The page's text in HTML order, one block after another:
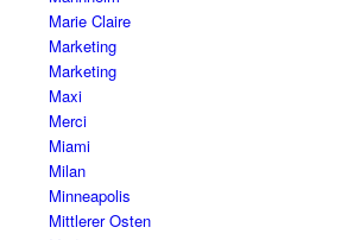
Marie Claire
Marketing
Marketing
Maxi
Merci
Miami
Milan
Minneapolis
Mittlerer Osten